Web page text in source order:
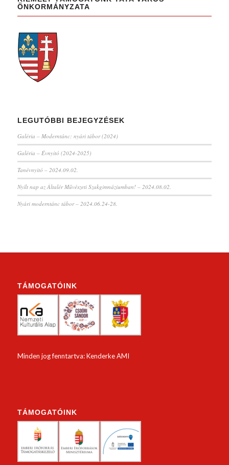
ÖNKORMÁNYZATA
LEGUTÓBBI BEJEGYZÉSEK
Galéria – Moderntánc: nyári tábor (2024)
Galéria – Évnyitó (2024-2025)
Tanévnyitó – 2024.09.02.
Nyílt nap az Általér Művészeti Szakgimnáziumban! – 2024.08.02.
Nyári moderntánc tábor – 2024.06.24-28.
TÁMOGATÓINK
Minden jog fenntartva: Kenderke AMI
TÁMOGATÓINK